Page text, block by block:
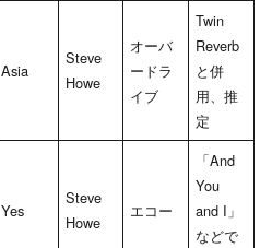
Asia
Steve
Howe
オーバ
ードラ
イブ
Twin
Reverb
と併
用、推
定
Yes
Steve
Howe
エコー
「And
You
and I」
などで